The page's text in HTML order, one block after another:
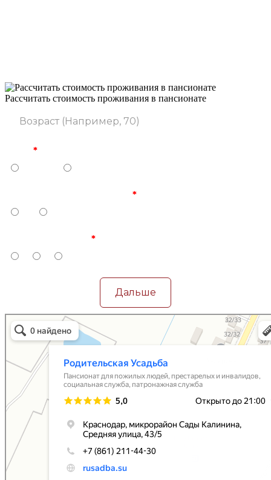
Рассчитать стоимость проживания в пансионате